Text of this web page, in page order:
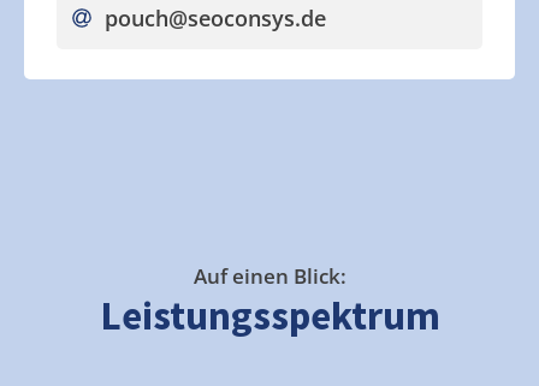
pouch@seoconsys.de
Auf einen Blick:
Leistungsspektrum